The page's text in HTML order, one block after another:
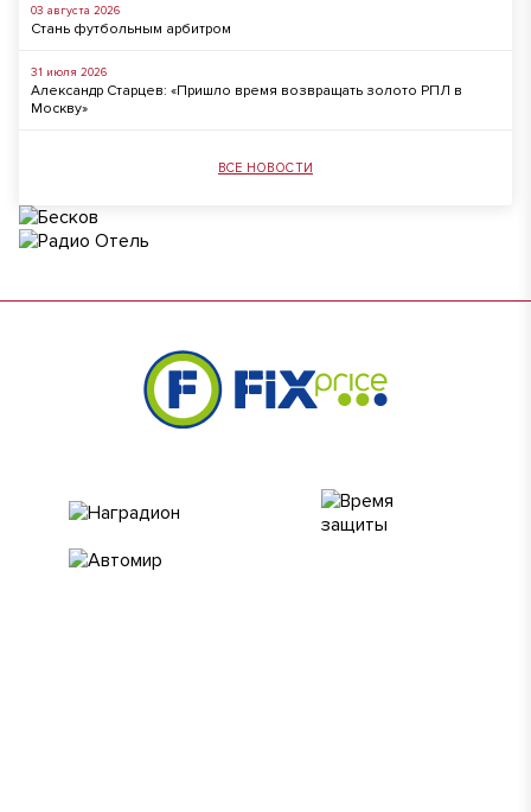
03 августа 2026
Стань футбольным арбитром
31 июля 2026
Александр Старцев: «Пришло время возвращать золото РПЛ в
Москву»
ВСЕ НОВОСТИ